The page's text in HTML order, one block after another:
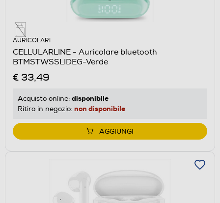
AURICOLARI
CELLULARLINE - Auricolare bluetooth
BTMSTWSSLIDEG-Verde
€ 33,49
Acquisto online: disponibile
Ritiro in negozio: non disponibile
AGGIUNGI